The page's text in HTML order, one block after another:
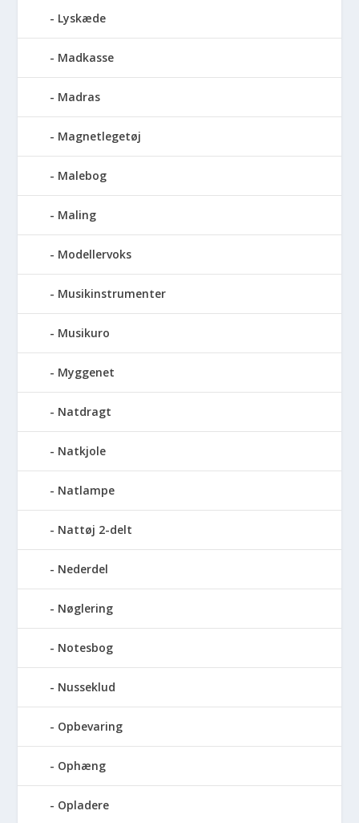
Lyskæde
Madkasse
Madras
Magnetlegetøj
Malebog
Maling
Modellervoks
Musikinstrumenter
Musikuro
Myggenet
Natdragt
Natkjole
Natlampe
Nattøj 2-delt
Nederdel
Nøglering
Notesbog
Nusseklud
Opbevaring
Ophæng
Opladere